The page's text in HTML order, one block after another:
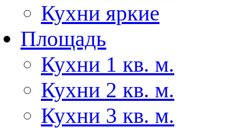
Кухни яркие
Площадь
Кухни 1 кв. м.
Кухни 2 кв. м.
Кухни 3 кв. м.